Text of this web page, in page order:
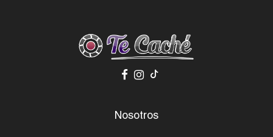
Nosotros